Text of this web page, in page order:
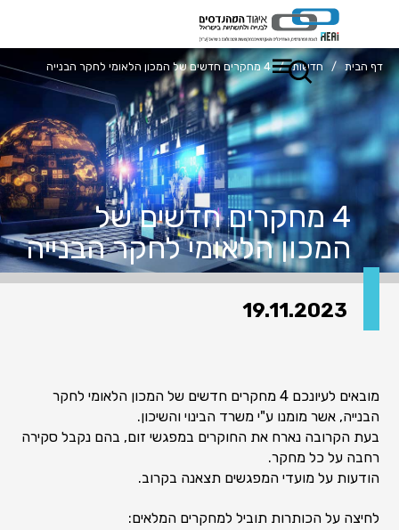
דף הבית / חדשות / 4 מחקרים חדשים של המכון הלאומי לחקר הבנייה
4 מחקרים חדשים של
המכון הלאומי לחקר הבנייה
19.11.2023
מובאים לעיונכם 4 מחקרים חדשים של המכון הלאומי לחקר
הבנייה, אשר מומנו ע"י משרד הבינוי והשיכון.
בעת הקרובה נארח את החוקרים במפגשי זום, בהם נקבל סקירה
רחבה על כל מחקר.
הודעות על מועדי המפגשים תצאנה בקרוב.
לחיצה על הכותרות תוביל למחקרים המלאים: